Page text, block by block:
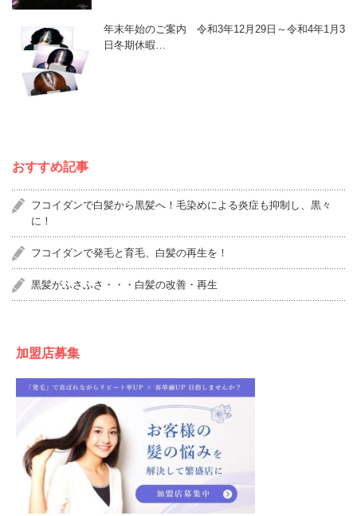
年末年始のご案内 令和3年12月29日～令和4年1月3
日冬期休暇…
おすすめ記事
フコイダンで白髪から黒髪へ！毛染めによる炎症も抑制し、黒々
に！
フコイダンで発毛と育毛、白髪の再生を！
黒髪がふさふさ・・・白髪の改善・再生
加盟店募集